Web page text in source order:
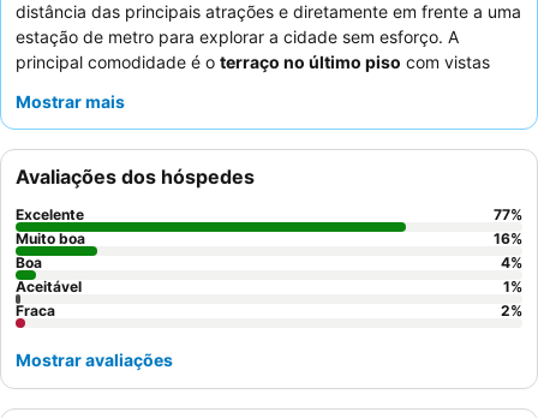
distância das principais atrações e diretamente em frente a uma
estação de metro para explorar a cidade sem esforço. A
principal comodidade é o terraço no último piso com vistas
perfeito para relaxar. Os hóspedes elogiam consistentemente os
almoço
, que inclui croissants quentes e sumo de laranja fresco
entregues nas mesas. Para uma ocasião verdadeiramente
especial, considere mencionar quaisquer celebrações aos
funcionários para surpresas deliciosas como bolo de chocolate e
champanhe no seu quarto.
Mostrar mais
Avaliações dos hóspedes
Excelente 77%
Muito boa
16%
Boa
4%
Aceitável
1%
Fraca
2%
Mostrar avaliações